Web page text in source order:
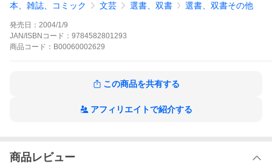
それらにふれて、古代信仰の残存、祭の原形、居篭(いごもり)神事
記録。
改訂京都民俗志の作品をもっと見る
本、雑誌、コミック 文芸 選書、双書 選書、双書その他
発売日： 2004/1/9
JAN/ISBNコード： 9784582801293
商品 コード： B00060002629
この商品を共有する
アフィリエイトで紹介する
商品レビュー